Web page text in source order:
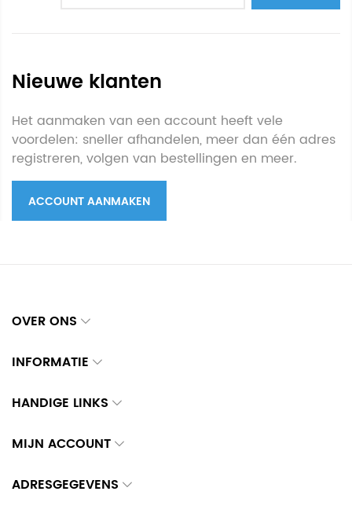
Nieuwe klanten
Het aanmaken van een account heeft vele
voordelen: sneller afhandelen, meer dan één adres
registreren, volgen van bestellingen en meer.
ACCOUNT AANMAKEN
OVER ONS
INFORMATIE
HANDIGE LINKS
MIJN ACCOUNT
ADRESGEGEVENS